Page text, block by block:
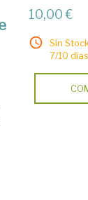
10,00 €
Sin
7/10